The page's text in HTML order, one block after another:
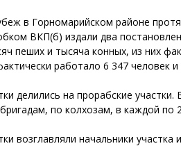
в Горномарийском районе
ВКП(б) издали два
пеших и тысяча конных, из них
работало 6 347 человек
делились на прорабские
по колхозам, в каждой по
возглавляли начальники